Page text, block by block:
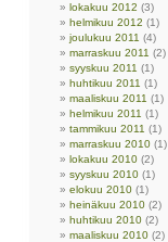
lokakuu 2012 (3)
helmikuu 2012 (1)
joulukuu 2011 (4)
marraskuu 2011 (2)
syyskuu 2011 (1)
huhtikuu 2011 (1)
maaliskuu 2011 (1)
helmikuu 2011 (1)
tammikuu 2011 (1)
marraskuu 2010 (1)
lokakuu 2010 (2)
syyskuu 2010 (1)
elokuu 2010 (1)
heinäkuu 2010 (2)
huhtikuu 2010 (2)
maaliskuu 2010 (2)